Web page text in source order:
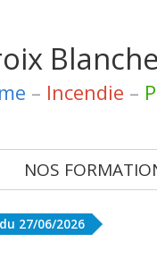
Blanche
– Incendie –
NOS
27/06/2026